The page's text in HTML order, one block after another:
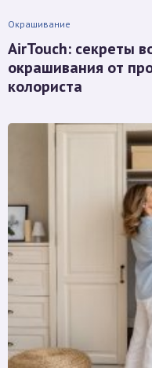
Окрашивание
AirTouch: секреты
окрашивания от
колориста